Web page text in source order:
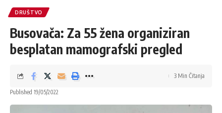
DRUŠTVO
Busovača: Za 55 žena organiziran
besplatan mamografski pregled
Published 19/05/2022
3 Min Čitanja